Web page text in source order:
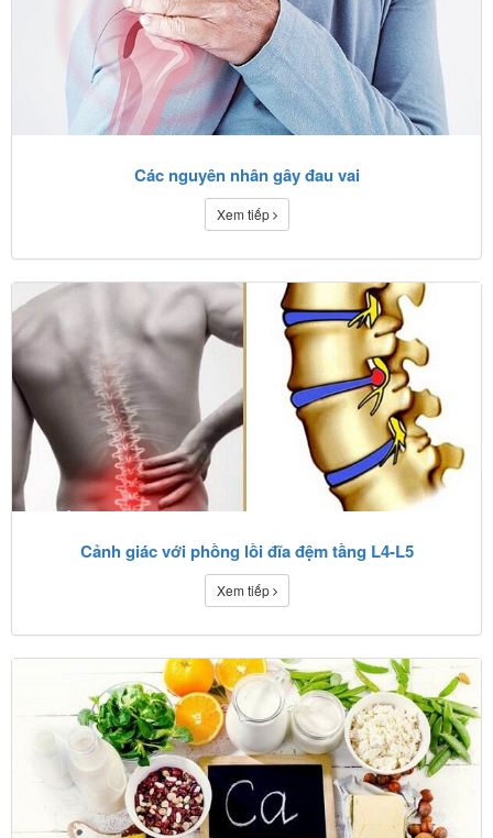
Các nguyên nhân gây đau vai
Xem tiếp
Cảnh giác với phồng lồi đĩa đệm tầng L4-L5
Xem tiếp